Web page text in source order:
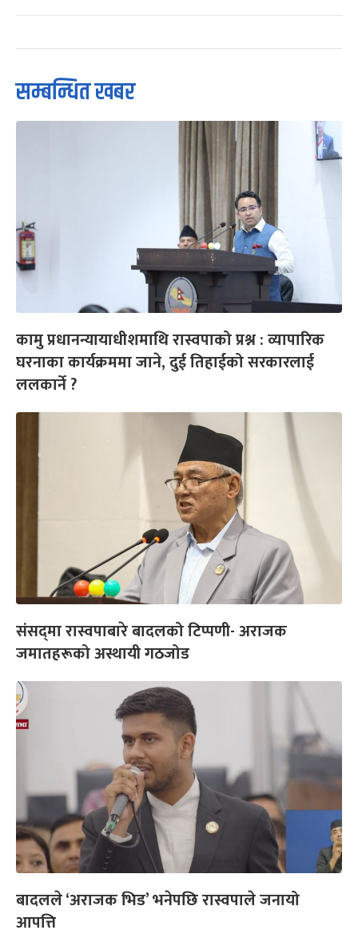
सम्बन्धित खबर
कामु प्रधानन्यायाधीशमाथि रास्वपाको प्रश्न : व्यापारिक
घरनाका कार्यक्रममा जाने, दुई तिहाईको सरकारलाई
ललकार्ने ?
संसद्‌मा रास्वपाबारे बादलको टिप्पणी- अराजक
जमातहरूको अस्थायी गठजोड
बादलले ‘अराजक भिड’ भनेपछि रास्वपाले जनायो
आपत्ति